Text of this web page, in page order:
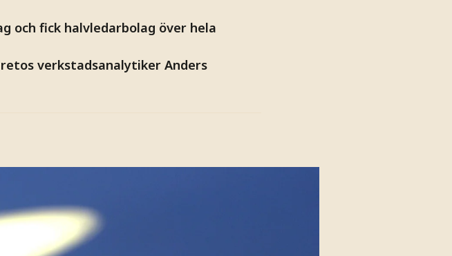
och fick halvledarbolag över hela
verkstadsanalytiker Anders